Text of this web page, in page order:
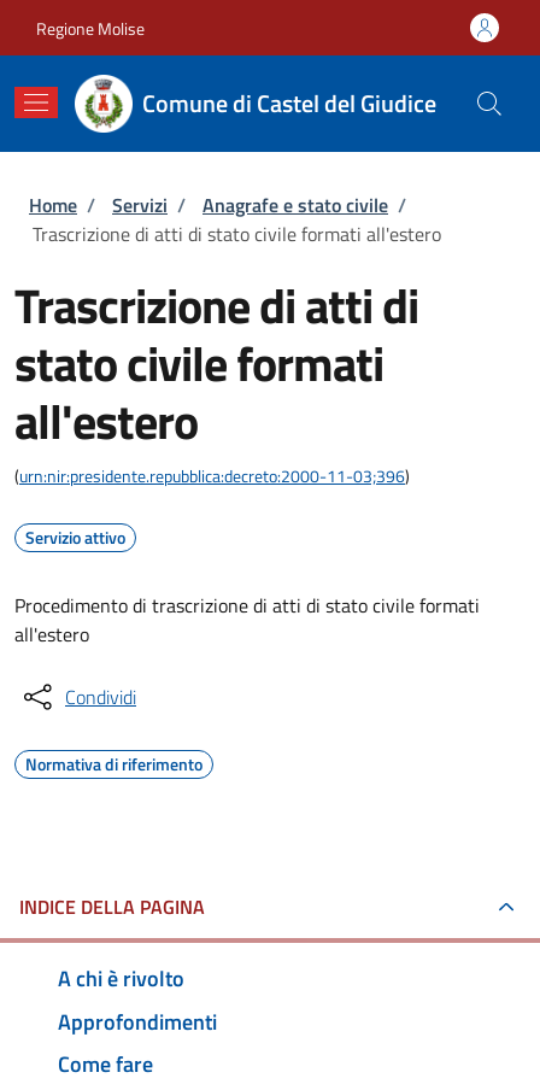
Regione Molise
Comune di Castel del Giudice
Briciole di pane
Home / Servizi / Anagrafe e stato civile /
Trascrizione di atti di stato civile formati all'estero
Trascrizione di atti di
stato civile formati
all'estero
(urn:nir:presidente.repubblica:decreto:2000-11-03;396)
Servizio attivo
Procedimento di trascrizione di atti di stato civile formati
all'estero
Condividi
Normativa di riferimento
INDICE DELLA PAGINA
A chi è rivolto
Approfondimenti
Come fare